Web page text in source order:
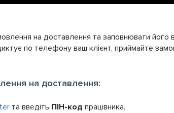
на доставлення та заповнювати його в
по телефону ваш клієнт, приймайте
на доставлення:
та введіть ПІН-код працівника.